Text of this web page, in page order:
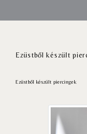
Ezüstből készült
Ezüstből készült piercingek